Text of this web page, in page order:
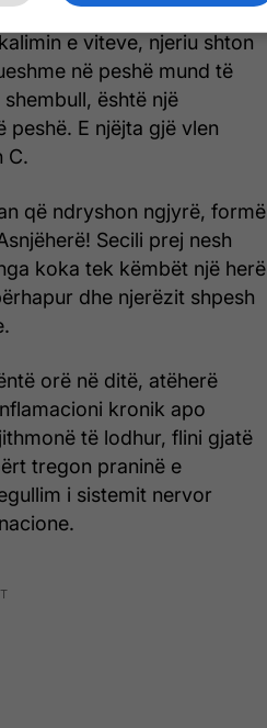
për këtë gjë, atëherë
e viteve, njeriu shton
në peshë mund të
është një
peshë. E njëjta gjë vlen
C.
që ndryshon ngjyrë, formë
Secili prej nesh
koka tek këmbët një herë
dhe njerëzit shpesh
orë në ditë, atëherë
kronik apo
të lodhur, flini gjatë
tregon praninë e
i sistemit nervor